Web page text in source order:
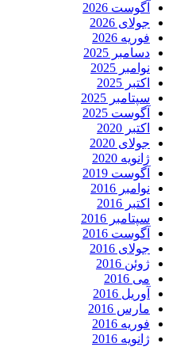
آگوست 2026
جولای 2026
فوریه 2026
دسامبر 2025
نوامبر 2025
اکتبر 2025
سپتامبر 2025
آگوست 2025
اکتبر 2020
جولای 2020
ژانویه 2020
آگوست 2019
نوامبر 2016
اکتبر 2016
سپتامبر 2016
آگوست 2016
جولای 2016
ژوئن 2016
می 2016
آوریل 2016
مارس 2016
فوریه 2016
ژانویه 2016